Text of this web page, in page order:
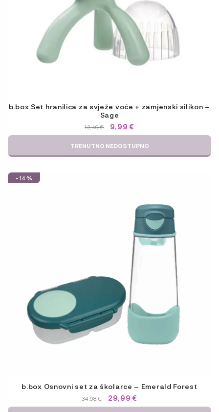
b.box Set hranilica za svježe voće + zamjenski silikon –
Sage
12,49€
IZVORNA
CIJENA
JE:
12,49 €.
9,99€
CIJENA
9,99 €.
TRENUTNO NEDOSTUPNO
b.box Osnovni set za školarce – Emerald Forest
-14%
34,98€
IZVORNA
CIJENA
29,99€
CIJENA